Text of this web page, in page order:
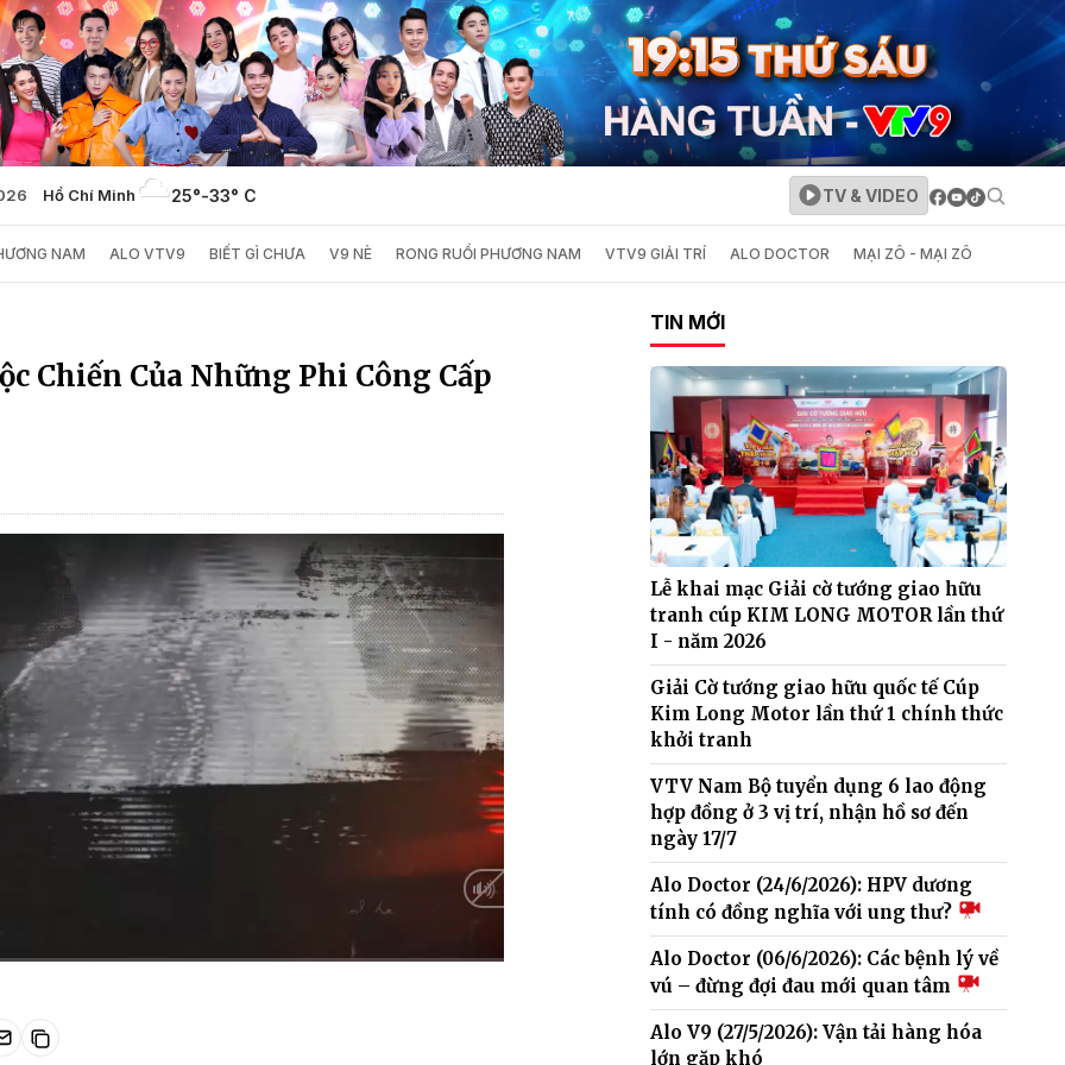
Hồ Chí Minh 25°-33° C TV & VIDEO
NAM ALO VTV9 BIẾT GÌ CHƯA V9 NÈ RONG RUỔI PHƯƠNG NAM VTV9 GIẢI TRÍ ALO DOCTOR MẠI ZÔ - MẠI ZÔ
Chiến Của Những Phi Công Cấp
TIN MỚI
Lễ khai mạc Giải cờ tướng giao hữu
tranh cúp KIM LONG MOTOR lần thứ
I - năm 2026
Giải Cờ tướng giao hữu quốc tế Cúp
Kim Long Motor lần thứ 1 chính thức
khởi tranh
VTV Nam Bộ tuyển dụng 6 lao động
hợp đồng ở 3 vị trí, nhận hồ sơ đến
ngày 17/7
Alo Doctor (24/6/2026): HPV dương
tính có đồng nghĩa với ung thư?
Alo Doctor (06/6/2026): Các bệnh lý về
vú – đừng đợi đau mới quan tâm
Alo V9 (27/5/2026): Vận tải hàng hóa
lớn gặp khó